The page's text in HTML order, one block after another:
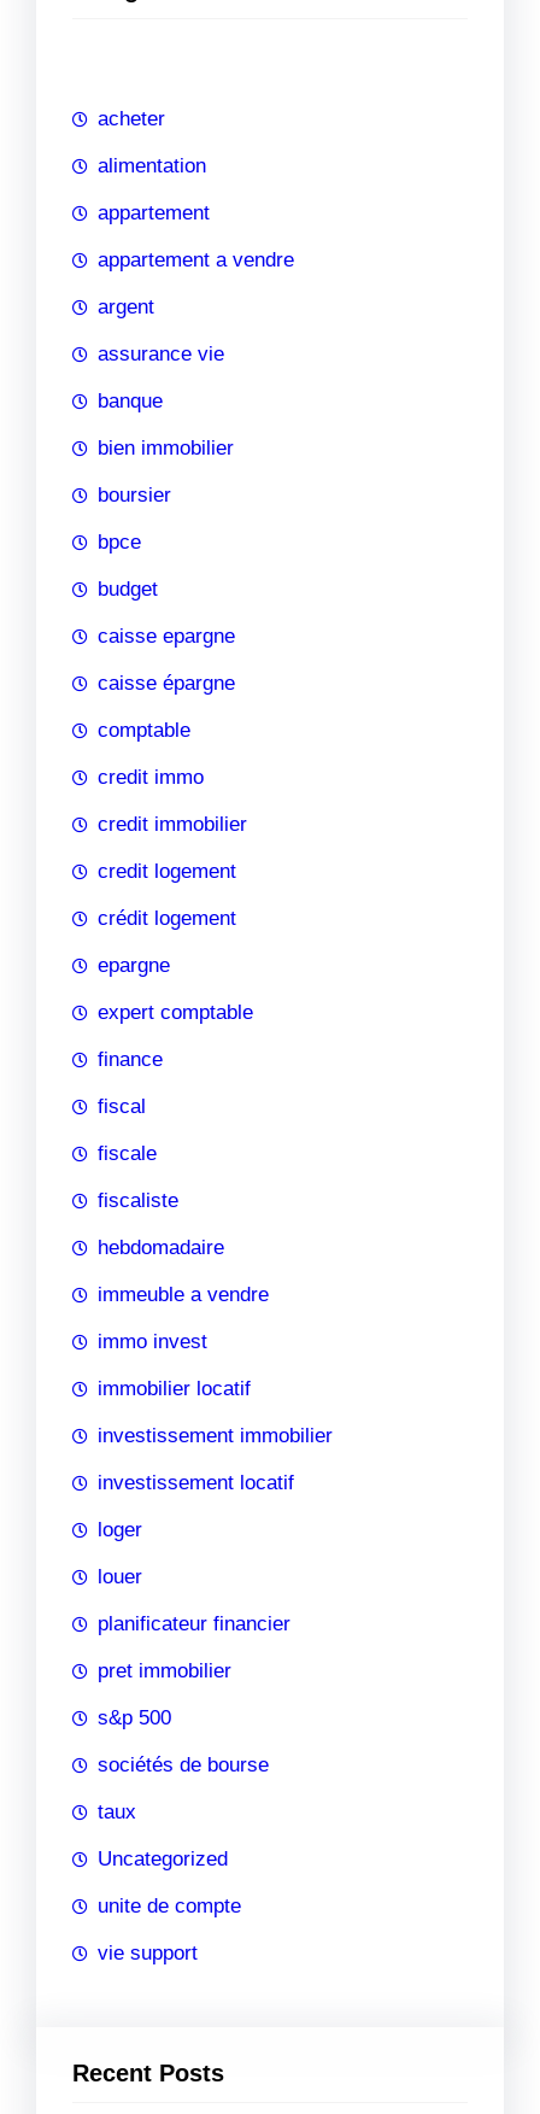
h
acheter
alimentation
appartement
appartement a vendre
argent
assurance vie
banque
bien immobilier
boursier
bpce
budget
caisse epargne
caisse épargne
comptable
credit immo
credit immobilier
credit logement
crédit logement
epargne
expert comptable
finance
fiscal
fiscale
fiscaliste
hebdomadaire
immeuble a vendre
immo invest
immobilier locatif
investissement immobilier
investissement locatif
loger
louer
planificateur financier
pret immobilier
s&p 500
sociétés de bourse
taux
Uncategorized
unite de compte
vie support
Recent Posts